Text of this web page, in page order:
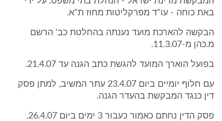
באת כוחה - עו"ד מפרקליטות מחוז ת"א.
הבקשה להארכת מועד נענתה בהחלטת כב' הרשם
מ.כהן מ-11.3.07.
בפועל הוארך המועד להגשת כתב הגנה עד 21.4.07.
עם חלוף יומיים ביום 23.4.07 עתר המשיב, למתן פסק
דין כנגד המבקשת בהעדר הגנה.
פסק הדין נחתם כאמור כעבור 3 ימים ביום 26.4.07.